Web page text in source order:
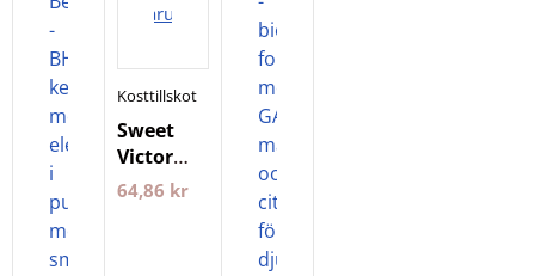
varukorgen
Kosttillskott
Sweet
Victory
Gum
64,86 kr